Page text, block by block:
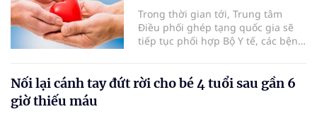
Trong thời gian tới, Trung tâm
Điều phối ghép tạng quốc gia sẽ
tiếp tục phối hợp Bộ Y tế, các bệnh
cường truyền thông, hoàn thiện
quy trình chuyên môn và hệ thống
Nối lại cánh tay đứt rời cho bé 4 tuổi sau gần 6
giờ thiếu máu